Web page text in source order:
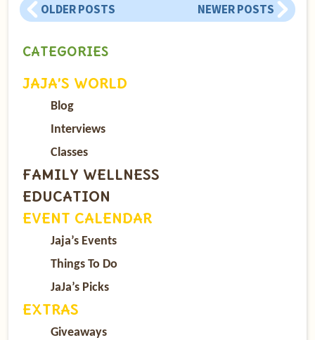
OLDER POSTS NEWER POSTS
CATEGORIES
JAJA’S WORLD
Blog
Interviews
Classes
FAMILY WELLNESS
EDUCATION
EVENT CALENDAR
Jaja’s Events
Things To Do
JaJa’s Picks
EXTRAS
Giveaways